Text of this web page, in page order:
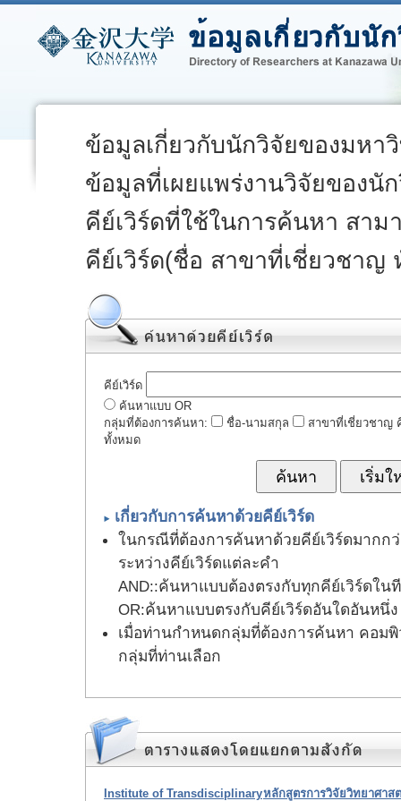
ข้อมูลเกี่ยวกับนักวิจัยของมหา
ข้อมูลที่เผยแพร่งานวิจัยของนั
คีย์เวิร์ดที่ใช้ในการค้นหา สา
คีย์เวิร์ด(ชื่อ สาขาที่เชี่ยวชาญ
คีย์เวิร์ด
ค้นหาแบบ OR
กลุ่มที่ต้องการค้นหา:
ชื่อ-นามสกุล
สาขาที่เชี่ยวชาญ
ทั้งหมด
เกี่ยวกับการค้นหาด้วยคีย์เวิร์ด
ในกรณีที่ต้องการค้นหาด้วยคีย์เวิร์ดมากก
ระหว่างคีย์เวิร์ดแต่ละคำ
AND::ค้นหาแบบต้องตรงกับทุกคีย์เวิร์ดในที
OR:ค้นหาแบบตรงกับคีย์เวิร์ดอันใดอันหนึ่ง
เมื่อท่านกำหนดกลุ่มที่ต้องการค้นหา คอมพิ
กลุ่มที่ท่านเลือก
Institute of Transdisciplinaryหลักสูตรการวิจัยวิทยาศาส